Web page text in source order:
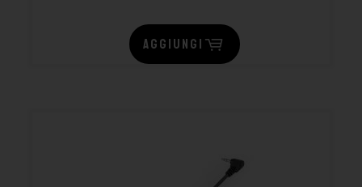
AGGIUNGI